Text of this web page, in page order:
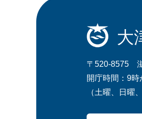
大
〒520-8575
開庁時間：9
（土曜、日曜